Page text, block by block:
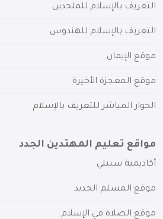
التعريف بالإسلام للملحدين
التعريف بالإسلام للهندوس
موقع الإيمان
موقع المعجزة الأخيرة
الحوار المباشر للتعريف بالإسلام
مواقع تعليم المهتدين الجدد
أكاديمية سبيلي
موقع المسلم الجديد
موقع الصلاة في الإسلام